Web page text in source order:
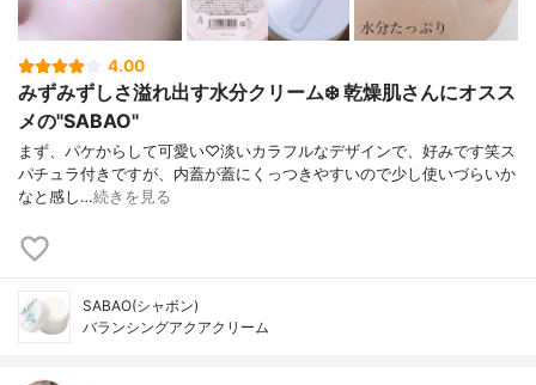
4.00
みずみずしさ溢れ出す水分クリーム❄️ 乾燥肌さんにオスス
メの"SABAO"
まず、パケからして可愛い♡淡いカラフルなデザインで、好みです笑ス
パチュラ付きですが、内蓋が蓋にくっつきやすいので少し使いづらいか
なと感し…続きを見る
SABAO(シャボン)
バランシングアクアクリーム